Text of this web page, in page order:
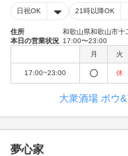
日祝OK 21時以降OK
住所
和歌山県和歌山市十
本日の営業状況 17:00〜23:00
月
火
17:00~23:00 休
大衆酒場 ボウ
夢心家